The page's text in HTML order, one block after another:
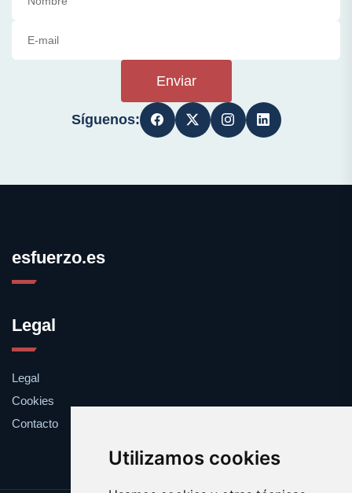
Utilizamos cookies
Enviar
Síguenos:
esfuerzo.es
Legal
Legal
Cookies
Contacto